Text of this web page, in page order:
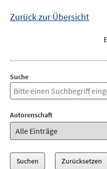
Zurück zur Übersicht
Suche
Autorenschaft